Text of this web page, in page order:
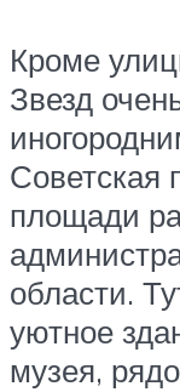
Кроме
Звезд
Советская
площади
области.
уютное
музея,